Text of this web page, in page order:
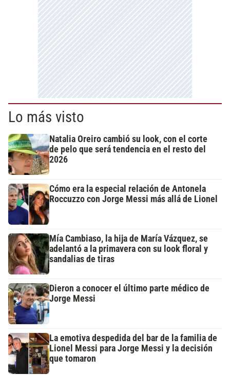
Lo más visto
Natalia Oreiro cambió su look, con el corte
de pelo que será tendencia en el resto del
2026
Cómo era la especial relación de Antonela
Roccuzzo con Jorge Messi más allá de Lionel
Mía Cambiaso, la hija de María Vázquez, se
adelantó a la primavera con su look floral y
sandalias de tiras
Dieron a conocer el último parte médico de
Jorge Messi
La emotiva despedida del bar de la familia de
Lionel Messi para Jorge Messi y la decisión
que tomaron